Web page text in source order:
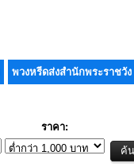
พวงหรีดส่งสำนักพระราชวัง
ราคา: